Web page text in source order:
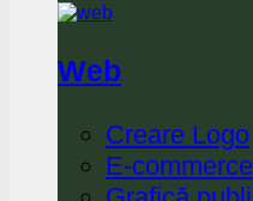
Web
Creare Logo
E-commerce